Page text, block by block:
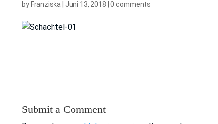
by Franziska Juni 13, 2018 0 comments
Submit a Comment